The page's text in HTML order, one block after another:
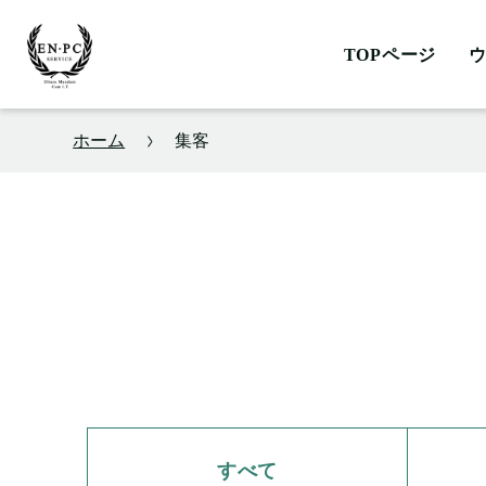
TOPページ
ホーム 集客
すべて